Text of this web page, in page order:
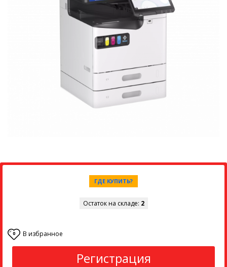
ГДЕ КУПИТЬ?
Остаток на складе: 2
0 В избранное
Регистрация